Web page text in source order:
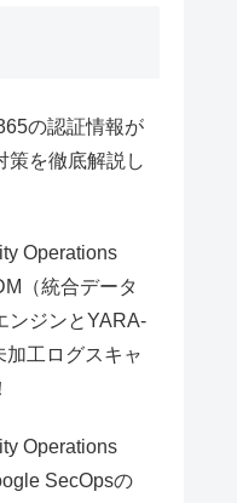
の認証情報が
策を徹底解説し
Operations
（統合データ
ンジンとYARA-
加工ログスキャ
Operations
SecOpsの